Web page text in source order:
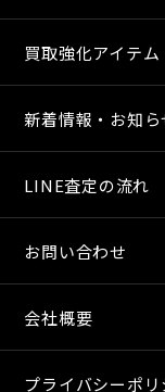
買取強化アイテム
新着情報・お知ら
LINE査定の流れ
お問い合わせ
会社概要
プライバシーポリ